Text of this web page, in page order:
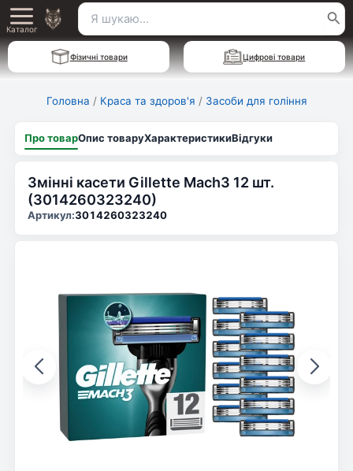
Перейти
до
вмісту
Main
Menu
Каталог
Пошук
для:
Фізичні товари Цифрові товари
Головна / Краса та здоров'я / Засоби для гоління
Про товарОпис товаруХарактеристикиВідгуки
Змінні касети Gillette Mach3 12 шт.
(3014260323240)
Артикул:3014260323240